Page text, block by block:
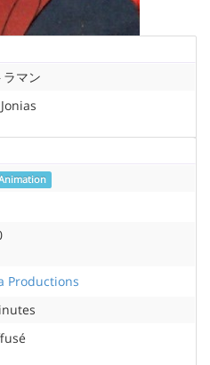
マン
Productions